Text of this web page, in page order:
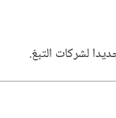
لشركات التبغ.‏